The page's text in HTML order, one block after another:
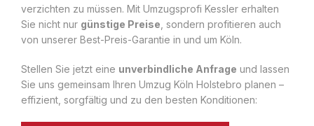
verzichten zu müssen. Mit Umzugsprofi Kessler erhalten
Sie nicht nur günstige Preise , sondern profitieren auch
von unserer Best-Preis-Garantie in und um Köln.
Stellen Sie jetzt eine unverbindliche Anfrage und lassen
Sie uns gemeinsam Ihren Umzug Köln Holstebro planen –
effizient, sorgfältig und zu den besten Konditionen: